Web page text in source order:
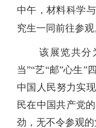
中午，材料科学
究生一同前往参观
该展览共分
当”“艺“邮”心生”
中国人民努力实
民在中国共产党
劲，无不令参观的